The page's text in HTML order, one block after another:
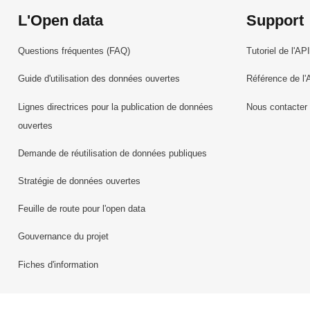
L'Open data
Questions fréquentes (FAQ)
Guide d'utilisation des données ouvertes
Lignes directrices pour la publication de données
ouvertes
Demande de réutilisation de données publiques
Stratégie de données ouvertes
Feuille de route pour l'open data
Gouvernance du projet
Fiches d'information
Support
Tutoriel de l'API
Référence de
Nous contacter